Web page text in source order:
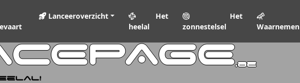
Lanceeroverzicht
Het
heelal
Het
zonnestelsel
Waarnemen
.be